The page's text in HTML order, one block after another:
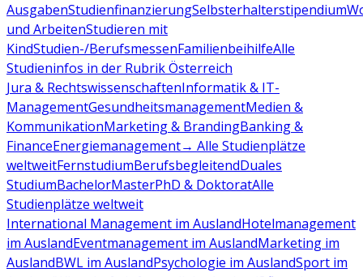
AusgabenStudienfinanzierungSelbsterhalterstipendium
und ArbeitenStudieren mit
KindStudien-/BerufsmessenFamilienbeihilfeAlle
Studieninfos in der Rubrik Österreich
Jura & RechtswissenschaftenInformatik & IT-
ManagementGesundheitsmanagementMedien &
KommunikationMarketing & BrandingBanking &
FinanceEnergiemanagement→ Alle Studienplätze
weltweitFernstudiumBerufsbegleitendDuales
StudiumBachelorMasterPhD & DoktoratAlle
Studienplätze weltweit
International Management im AuslandHotelmanagement
im AuslandEventmanagement im AuslandMarketing im
AuslandBWL im AuslandPsychologie im AuslandSport im